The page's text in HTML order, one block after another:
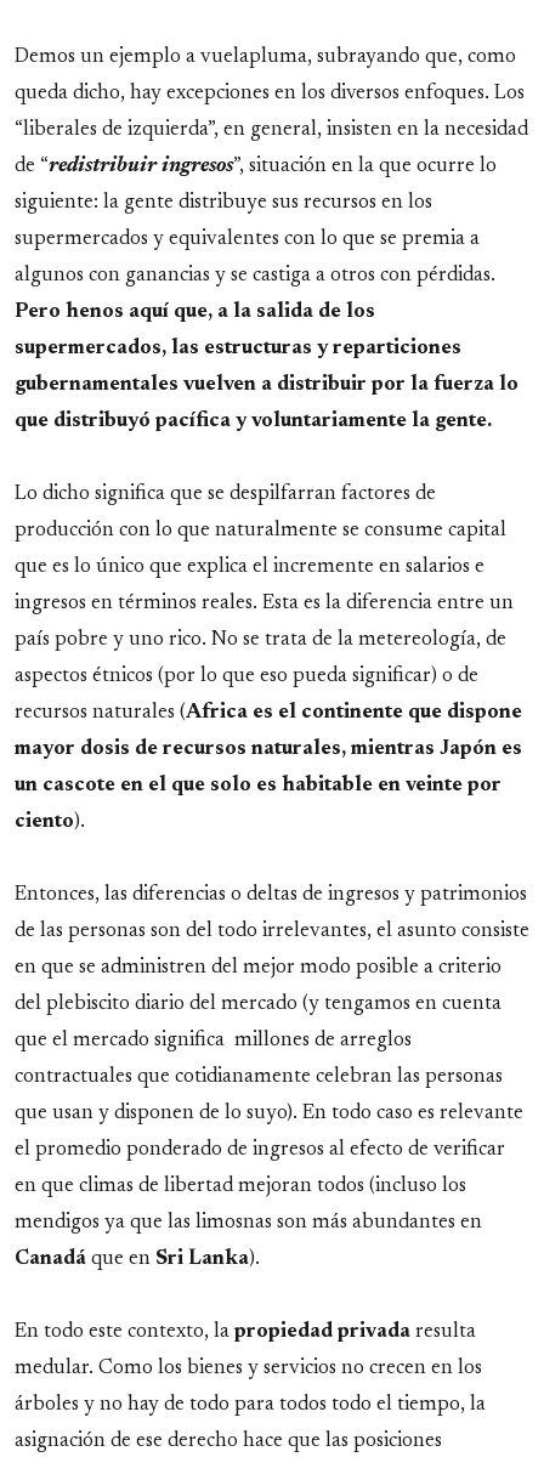
Demos un ejemplo a vuelapluma, subrayando que, como
queda dicho, hay excepciones en los diversos enfoques. Los
“liberales de izquierda”, en general, insisten en la necesidad
de “redistribuir ingresos”, situación en la que ocurre lo
siguiente: la gente distribuye sus recursos en los
supermercados y equivalentes con lo que se premia a
algunos con ganancias y se castiga a otros con pérdidas.
Pero henos aquí que, a la salida de los
supermercados, las estructuras y reparticiones
gubernamentales vuelven a distribuir por la fuerza lo
que distribuyó pacífica y voluntariamente la gente.
Lo dicho significa que se despilfarran factores de
producción con lo que naturalmente se consume capital
que es lo único que explica el incremente en salarios e
ingresos en términos reales. Esta es la diferencia entre un
país pobre y uno rico. No se trata de la metereología, de
aspectos étnicos (por lo que eso pueda significar) o de
recursos naturales (Africa es el continente que dispone
mayor dosis de recursos naturales, mientras Japón es
un cascote en el que solo es habitable en veinte por
ciento).
Entonces, las diferencias o deltas de ingresos y patrimonios
de las personas son del todo irrelevantes, el asunto consiste
en que se administren del mejor modo posible a criterio
del plebiscito diario del mercado (y tengamos en cuenta
que el mercado significa millones de arreglos
contractuales que cotidianamente celebran las personas
que usan y disponen de lo suyo). En todo caso es relevante
el promedio ponderado de ingresos al efecto de verificar
en que climas de libertad mejoran todos (incluso los
mendigos ya que las limosnas son más abundantes en
Canadá que en Sri Lanka).
En todo este contexto, la propiedad privada resulta
medular. Como los bienes y servicios no crecen en los
árboles y no hay de todo para todos todo el tiempo, la
asignación de ese derecho hace que las posiciones